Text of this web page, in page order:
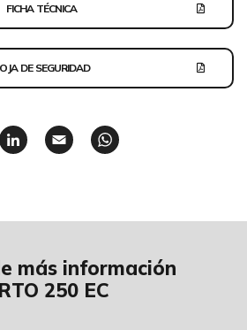
FICHA TÉCNICA
DE SEGURIDAD
Facebook
LinkedIn
Email
más información
250 EC